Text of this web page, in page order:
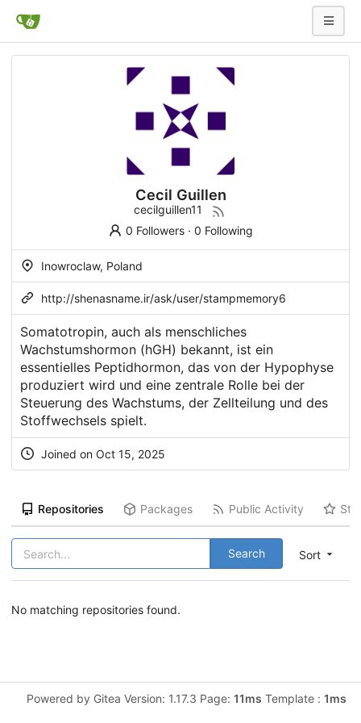
Cecil Guillen
cecilguillen11
0 Followers· 0 Following
Inowroclaw, Poland
http://shenasname.ir/ask/user/stampmemory6
Somatotropin, auch als menschliches
Wachstumshormon (hGH) bekannt, ist ein
essentielles Peptidhormon, das von der Hypophyse
produziert wird und eine zentrale Rolle bei der
Steuerung des Wachstums, der Zellteilung und des
Stoffwechsels spielt.
Joined on Oct 15, 2025
Repositories Packages Public Activity
Sort
Search
No matching repositories found.
Powered by Gitea Version: 1.17.3 Page: 11ms Template : 1ms